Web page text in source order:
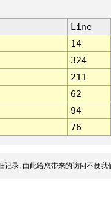
Line
14
324
211
62
94
76
记录, 由此给您带来的访问不便我